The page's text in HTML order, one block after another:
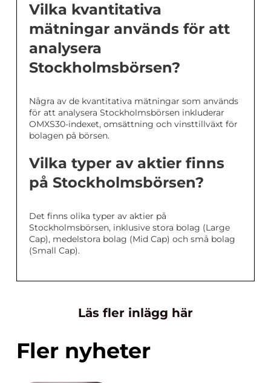
Vilka kvantitativa
mätningar används för att
analysera
Stockholmsbörsen?
Några av de kvantitativa mätningar som används
för att analysera Stockholmsbörsen inkluderar
OMXS30-indexet, omsättning och vinsttillväxt för
bolagen på börsen.
Vilka typer av aktier finns
på Stockholmsbörsen?
Det finns olika typer av aktier på
Stockholmsbörsen, inklusive stora bolag (Large
Cap), medelstora bolag (Mid Cap) och små bolag
(Small Cap).
Läs fler inlägg här
Fler nyheter